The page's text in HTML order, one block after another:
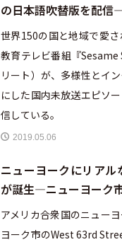
の日本語吹替版を配信
世界150の国と地域で愛
教育テレビ番組『
リート）が、多様性とイ
にした国内未放送エピソ
信している。
2019.05.06
ニューヨークにリアル
が誕生—ニューヨーク
アメリカ合衆国のニュー
ヨーク市のWest 63rd